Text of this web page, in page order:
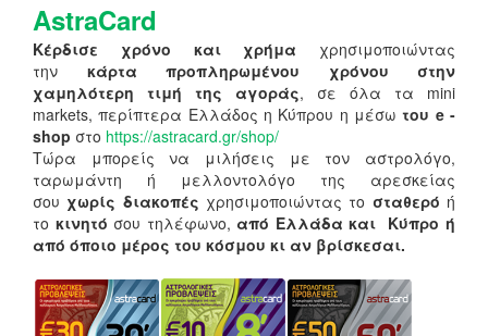
AstraCard
Κέρδισε χρόνο και χρήμα χρησιμοποιώντας
την κάρτα προπληρωμένου χρόνου στην
χαμηλότερη τιμή της αγοράς, σε όλα τα mini
markets, περίπτερα Ελλάδος η Κύπρου η μέσωτου e -
shop στο https://astracard.gr/shop/
Τώρα μπορείς να μιλήσεις με τον αστρολόγο,
ταρωμάντη ή μελλοντολόγο της αρεσκείας
σου χωρίς διακοπές χρησιμοποιώντας το σταθερό ή
το κινητό σου τηλέφωνο,από Ελλάδα και Κύπρο ή
από όποιο μέρος του κόσμου κι αν βρίσκεσαι.